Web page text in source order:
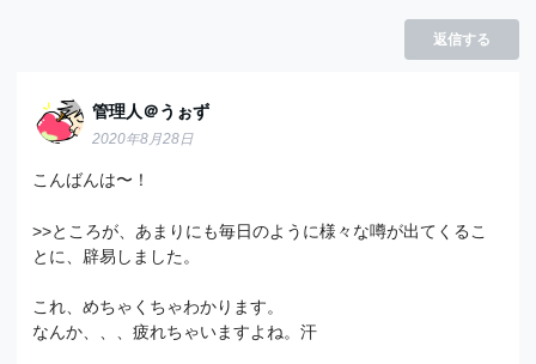
返信する
管理人＠うぉず
2020年8月28日
こんばんは〜！
>>ところが、あまりにも毎日のように様々な噂が出てくるこ
とに、辟易しました。
これ、めちゃくちゃわかります。
なんか、、、疲れちゃいますよね。汗